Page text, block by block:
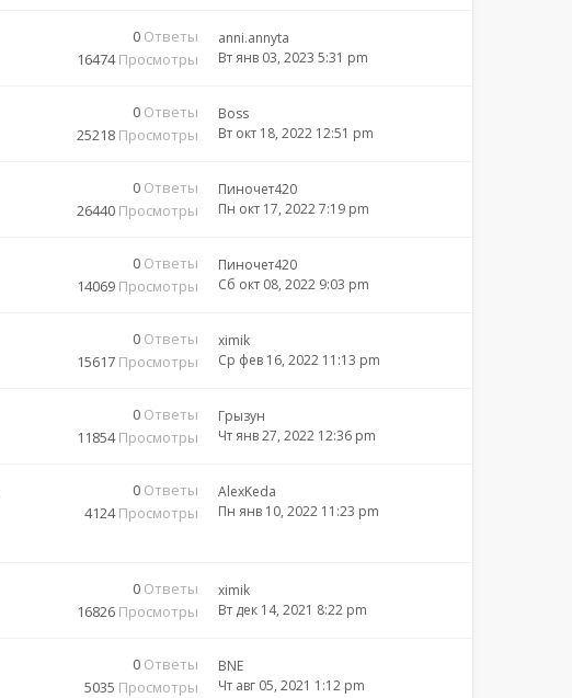
0 Ответы
16474Просмотры
anni.annyta
Вт янв 03, 2023 5:31 pm
0 Ответы
25218 Просмотры
Boss
Вт окт 18, 2022 12:51 pm
0 Ответы
26440 Просмотры
Пиночет420
Пн окт 17, 2022 7:19 pm
0 Ответы
14069 Просмотры
Пиночет420
Сб окт 08, 2022 9:03 pm
0 Ответы
15617 Просмотры
ximik
Ср фев 16, 2022 11:13 pm
0 Ответы
11854Просмотры
Грызун
Чт янв 27, 2022 12:36 pm
0 Ответы
4124Просмотры
AlexKeda
Пн янв 10, 2022 11:23 pm
0 Ответы
16826 Просмотры
ximik
Вт дек 14, 2021 8:22 pm
0 Ответы
5035 Просмотры
BNE
Чт авг 05, 2021 1:12 pm